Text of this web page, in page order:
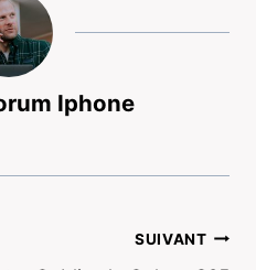
Iphone
SUIVANT